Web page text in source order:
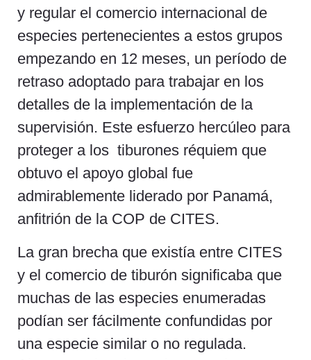
y regular el comercio internacional de
especies pertenecientes a estos grupos
empezando en 12 meses, un período de
retraso adoptado para trabajar en los
detalles de la implementación de la
supervisión. Este esfuerzo hercúleo para
proteger a los tiburones réquiem que
obtuvo el apoyo global fue
admirablemente liderado por Panamá,
anfitrión de la COP de CITES.
La gran brecha que existía entre CITES
y el comercio de tiburón significaba que
muchas de las especies enumeradas
podían ser fácilmente confundidas por
una especie similar o no regulada.